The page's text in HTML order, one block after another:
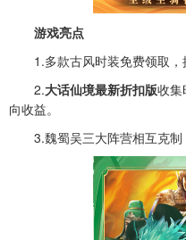
游戏亮点
1.多款古风时装免费领取，
2.大话仙境最新折扣版收集
向收益。
3.魏蜀吴三大阵营相互克制